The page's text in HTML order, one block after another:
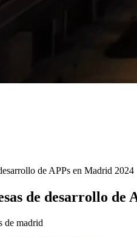
de APPs en Madrid 2024
de desarrollo de